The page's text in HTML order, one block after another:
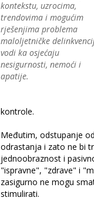
kontekstu, uzrocima,
trendovima i mogućim
rješenjima problema
maloljetničke
vodi ka osjećaju
nesigurnosti, nemoći i
apatije.
kontrole.
Međutim, odstupanje
odrastanja i zato ne bi
jednoobraznost i
"ispravne", "zdrave" i
zasigurno ne mogu
stimulirati.